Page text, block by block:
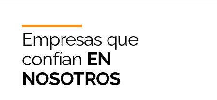
Empresas que
confían EN
NOSOTROS